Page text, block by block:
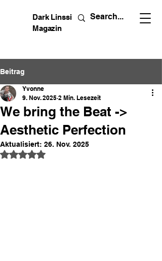
Dark Linssi
Magazin
Beitrag
We bring the Beat ->
Aesthetic Perfection
Yvonne
9. Nov. 2025 2 Min. Lesezeit
Aktualisiert: 26. Nov. 2025
Mit NaN von 5 Sternen bewertet.